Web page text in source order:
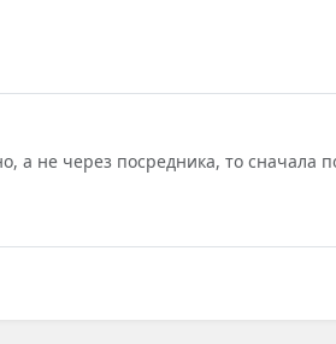
а не через посредника, то сначала